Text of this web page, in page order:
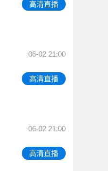
高清直播
06-02 21:00
高清直播
06-02 21:00
高清直播